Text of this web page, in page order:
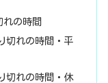
れの時間
切れの時間・平
切れの時間・休